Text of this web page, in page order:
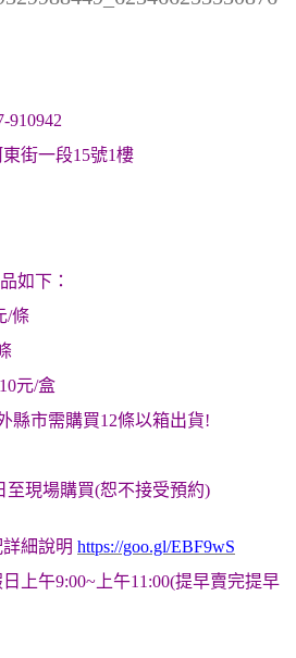
910942
街一段15號1樓
如下：
/條
元/盒
縣市需購買12條以箱出貨!
至現場購買(恕不接受預約)
細說明 https://goo.gl/EBF9wS
上午9:00~上午11:00(提早賣完提早